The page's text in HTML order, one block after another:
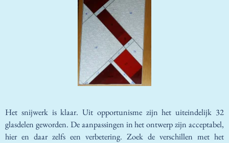
Het snijwerk is klaar. Uit opportunisme zijn het uiteindelijk 32
glasdelen geworden. De aanpassingen in het ontwerp zijn acceptabel,
hier en daar zelfs een verbetering. Zoek de verschillen met het